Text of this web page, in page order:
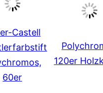
Castell
60er
120er